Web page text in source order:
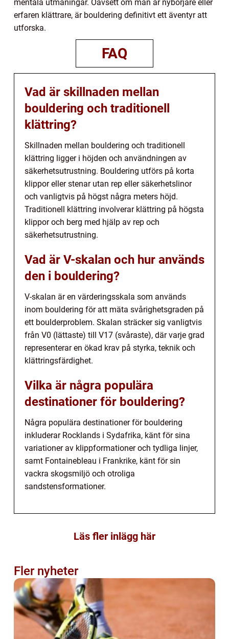
mentala utmaningar. Oavsett om man är nybörjare eller
erfaren klättrare, är bouldering definitivt ett äventyr att
utforska.
FAQ
Vad är skillnaden mellan
bouldering och traditionell
klättring?
Skillnaden mellan bouldering och traditionell
klättring ligger i höjden och användningen av
säkerhetsutrustning. Bouldering utförs på korta
klippor eller stenar utan rep eller säkerhetslinor
och vanligtvis på högst några meters höjd.
Traditionell klättring involverar klättring på högsta
klippor och berg med hjälp av rep och
säkerhetsutrustning.
Vad är V-skalan och hur används
den i bouldering?
V-skalan är en värderingsskala som används
inom bouldering för att mäta svårighetsgraden på
ett boulderproblem. Skalan sträcker sig vanligtvis
från V0 (lättaste) till V17 (svåraste), där varje grad
representerar en ökad krav på styrka, teknik och
klättringsfärdighet.
Vilka är några populära
destinationer för bouldering?
Några populära destinationer för bouldering
inkluderar Rocklands i Sydafrika, känt för sina
variationer av klippformationer och tydliga linjer,
samt Fontainebleau i Frankrike, känt för sin
vackra skogsmiljö och otroliga
sandstensformationer.
Läs fler inlägg här
Fler nyheter